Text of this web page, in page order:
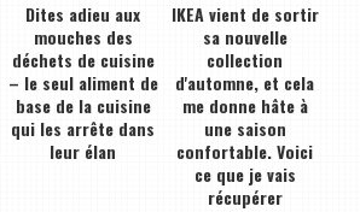
Dites adieu aux
mouches des
déchets de cuisine
– le seul aliment de
base de la cuisine
qui les arrête dans
leur élan
IKEA vient de sortir
sa nouvelle
collection
d'automne, et cela
me donne hâte à
une saison
confortable. Voici
ce que je vais
récupérer